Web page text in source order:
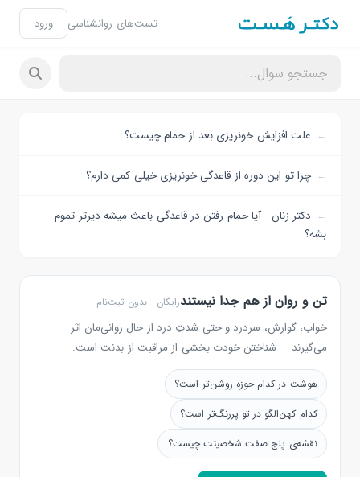
تست‌های روانشناسی ورود
علت افزایش خونریزی بعد از حمام چیست؟
چرا تو این دوره از قاعدگی خونریزی خیلی کمی دارم؟
دکتر زنان - آیا حمام رفتن در قاعدگی باعث میشه دیرتر تموم
بشه؟
تن و روان از هم جدا نیستندرایگان · بدون ثبت‌نام
خواب، گوارش، سردرد و حتی شدتِ درد از حالِ روانی‌مان اثر
می‌گیرند — شناختن خودت بخشی از مراقبت از بدنت است.
هوشت در کدام حوزه روشن‌تر است؟
کدام کهن‌الگو در تو پررنگ‌تر است؟
نقشه‌ی پنج صفت شخصیتت چیست؟